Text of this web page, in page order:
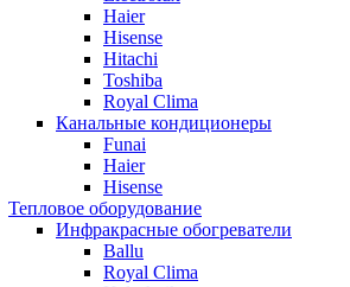
Haier
Hisense
Hitachi
Toshiba
Royal Clima
Канальные кондиционеры
Funai
Haier
Hisense
Тепловое оборудование
Инфракрасные обогреватели
Ballu
Royal Clima